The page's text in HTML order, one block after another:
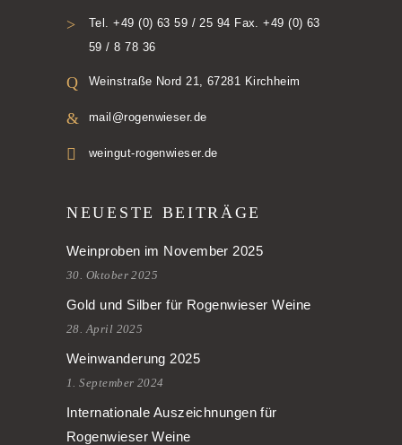
Tel. +49 (0) 63 59 / 25 94 Fax. +49 (0) 63
59 / 8 78 36
Weinstraße Nord 21, 67281 Kirchheim
mail@rogenwieser.de
weingut-rogenwieser.de
NEUESTE BEITRÄGE
Weinproben im November 2025
30. Oktober 2025
Gold und Silber für Rogenwieser Weine
28. April 2025
Weinwanderung 2025
1. September 2024
Internationale Auszeichnungen für
Rogenwieser Weine